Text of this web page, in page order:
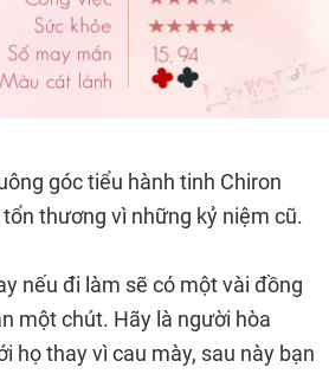
góc tiểu hành tinh Chiron
thương vì những kỷ niệm cũ.
nếu đi làm sẽ có một vài đồng
một chút. Hãy là người hòa
họ thay vì cau mày, sau này bạn